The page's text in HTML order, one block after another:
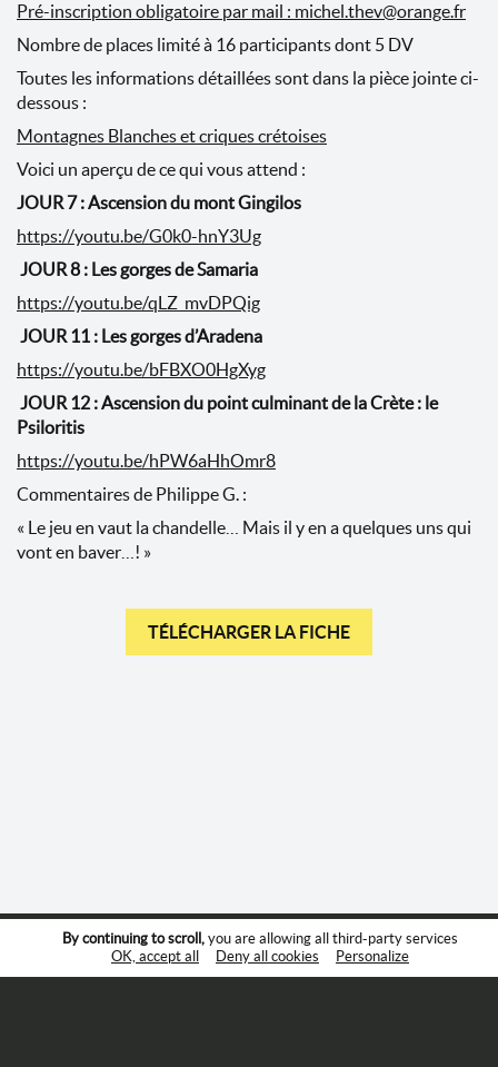
Pré-inscription obligatoire par mail : michel.thev@orange.fr
Nombre de places limité à 16 participants dont 5 DV
Toutes les informations détaillées sont dans la pièce jointe ci-
dessous :
Montagnes Blanches et criques crétoises
Voici un aperçu de ce qui vous attend :
JOUR 7 :Ascension du mont Gingilos
https://youtu.be/G0k0-hnY3Ug
JOUR 8 : Les gorges de Samaria
https://youtu.be/qLZ_mvDPQig
JOUR 11 : Les gorges d’Aradena
https://youtu.be/bFBXO0HgXyg
JOUR 12 :Ascension du point culminant de la Crète : le
Psiloritis
https://youtu.be/hPW6aHhOmr8
Commentaires de Philippe G. :
« Le jeu en vaut la chandelle… Mais il y en a quelques uns qui
vont en baver…! »
TÉLÉCHARGER LA FICHE
Suivez-nous :
By continuing to scroll, you are allowing all third-party services
OK, accept all
Deny all cookies Personalize